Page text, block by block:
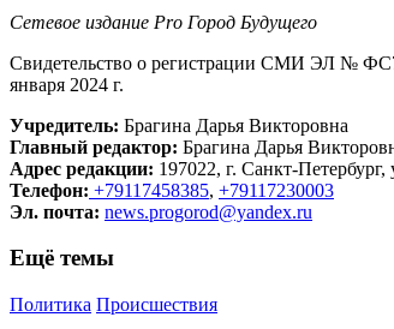
Сетевое издание Рrо Город Будущего
Свидетельство о регистрации СМИ ЭЛ №
января 2024 г.
Учредитель: Брагина Дарья Викторовна
Главный редактор: Брагина Дарья
Адрес редакции: 197022, г. Санкт-
Телефон: +79117458385, +79117230003
Эл. почта: news.progorod@yandex.ru
Ещё темы
Политика Происшествия